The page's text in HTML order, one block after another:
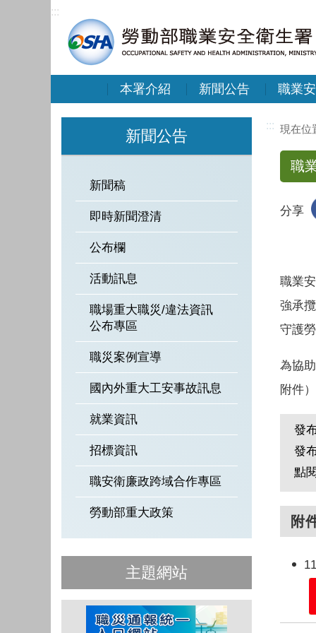
:::
本署介紹 新聞公告 職業
新聞公告
新聞稿
即時新聞澄清
公布欄
活動訊息
職場重大職災/違法資訊
公布專區
職災案例宣導
國內外重大工安事故訊息
就業資訊
招標資訊
職安衛廉政跨域合作專區
勞動部重大政策
主題網站
:::
職
分享
職業
強承
守護
為協
附件
發
發
點
附